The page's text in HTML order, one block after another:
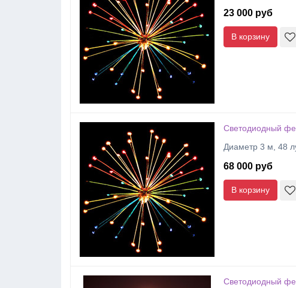
23 000 руб
В корзину
Светодиодный
Диаметр 3 м, 48
68 000 руб
В корзину
Светодиодный